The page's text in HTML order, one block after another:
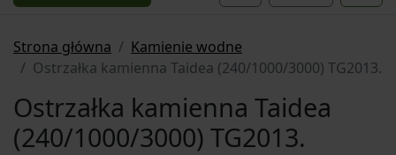
Strona główna
Kamienie wodne
Ostrzałka kamienna Taidea (240/1000/3000) TG2013.
Ostrzałka kamienna Taidea
(240/1000/3000) TG2013.